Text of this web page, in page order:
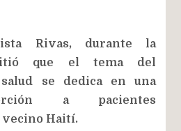
Rivas, durante la
que el tema del
se dedica en una
a pacientes
Haití.